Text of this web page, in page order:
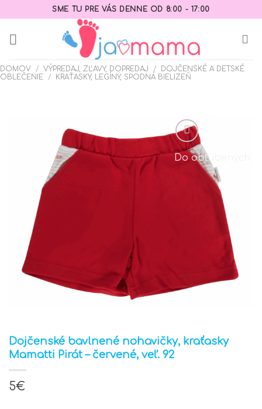
to
content
SME TU PRE VÁS DENNE OD 8:00 - 17:00
DOMOV / VÝPREDAJ, ZĽAVY, DOPREDAJ /
DOJČENSKÉ A DETSKÉ
OBLEČENIE
/ KRAŤASKY, LEGÍNY, SPODNÁ BIELIZEŇ
Do obľúbených
Dojčenské bavlnené nohavičky, kraťasky
Mamatti Pirát – červené, veľ. 92
5€